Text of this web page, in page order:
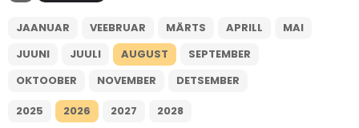
Kalender
ICC Eesti
JAANUAR VEEBRUAR MÄRTS APRILL
MAI
JUUNI
JUULI AUGUST
SEPTEMBER
OKTOOBER
NOVEMBER
DETSEMBER
2025
2026 2027 2028